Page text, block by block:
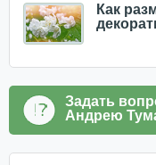
Как
Задать
Андрею